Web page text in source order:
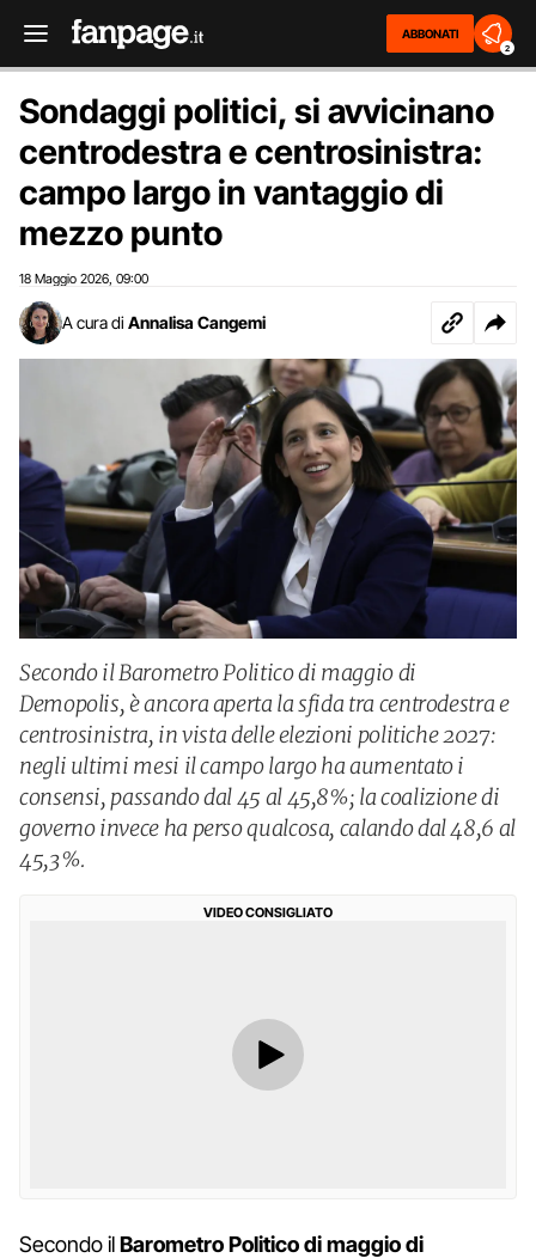
ABBONATI
2
Sondaggi politici, si avvicinano
centrodestra e centrosinistra:
campo largo in vantaggio di
mezzo punto
18 Maggio 2026 09:00
A cura di Annalisa Cangemi
Secondo il Barometro Politico di maggio di
Demopolis, è ancora aperta la sfida tra centrodestra e
centrosinistra, in vista delle elezioni politiche 2027:
negli ultimi mesi il campo largo ha aumentato i
consensi, passando dal 45 al 45,8%; la coalizione di
governo invece ha perso qualcosa, calando dal 48,6 al
45,3%.
VIDEO CONSIGLIATO
Secondo ilBarometro Politico di maggio di